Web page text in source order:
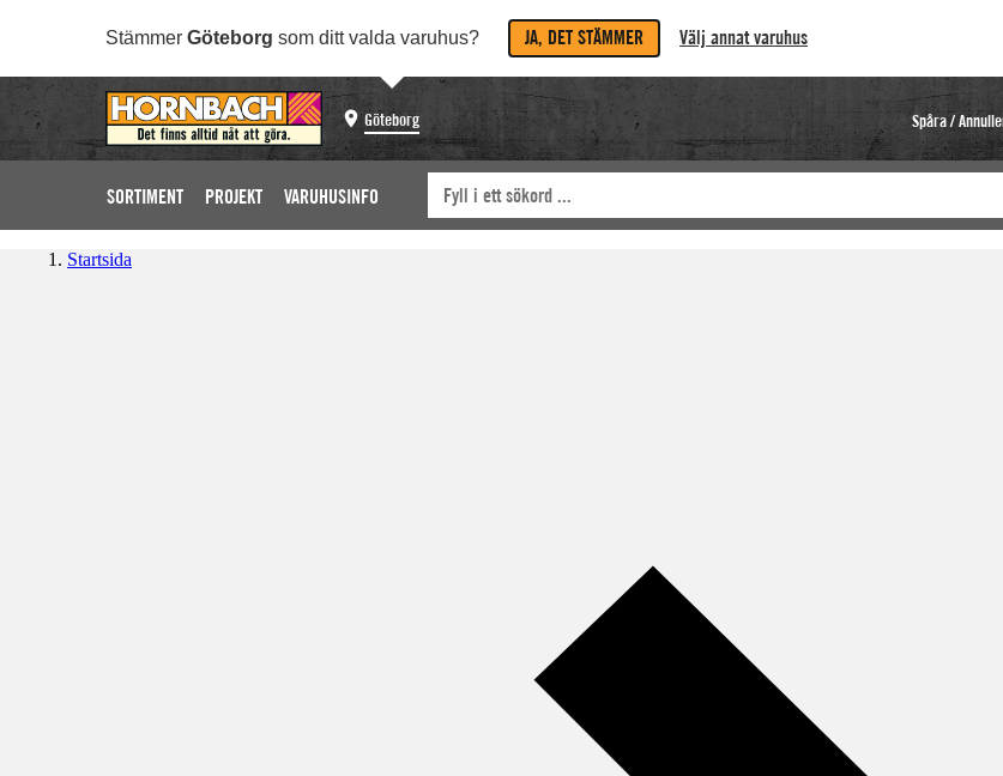
Stämmer Göteborg som ditt valda varuhus? JA, DET STÄMMER Välj annat varuhus
Göteborg Spåra /
SORTIMENT PROJEKT VARUHUSINFO
Startsida